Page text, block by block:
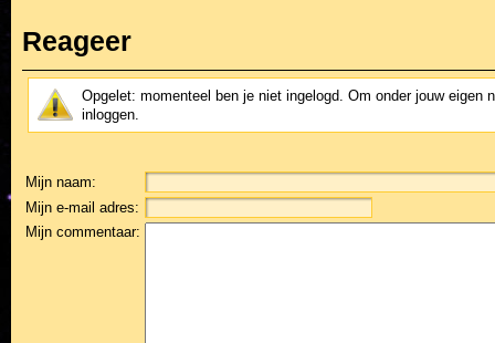
Reageer
Opgelet: momenteel ben je niet ingelogd. Om onder jouw eigen
inloggen.
Mijn naam:
Mijn e-mail adres:
Mijn commentaar: